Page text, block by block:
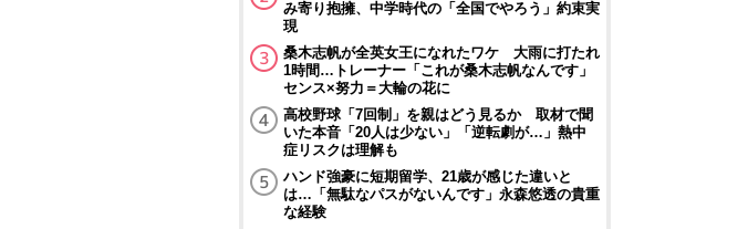
み寄り抱擁、中学時代の「全国でやろう」約束実
現
桑木志帆が全英女王になれたワケ 大雨に打たれ
1時間…トレーナー「これが桑木志帆なんです」
センス×努力＝大輪の花に
高校野球「7回制」を親はどう見るか 取材で聞
いた本音「20人は少ない」「逆転劇が…」熱中
症リスクは理解も
ハンド強豪に短期留学、21歳が感じた違いと
は…「無駄なパスがないんです」永森悠透の貴重
な経験